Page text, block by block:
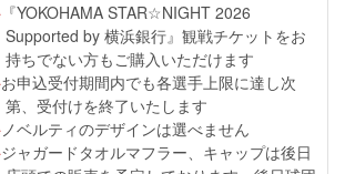
『YOKOHAMA STAR☆NIGHT 2026
Supported by 横浜銀行』観戦チケットをお
持ちでない方もご購入いただけます
お申込受付期間内でも各選手上限に達し次
第、受付けを終了いたします
ノベルティのデザインは選べません
ジャガードタオルマフラー、キャップは後日